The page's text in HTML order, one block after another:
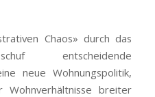
Chaos» durch das
entscheidende
neue Wohnungspolitik,
breiter